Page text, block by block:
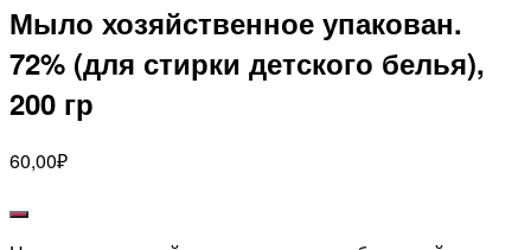
Мыло хозяйственное упакован.
72% (для стирки детского белья),
200 гр
60,00₽